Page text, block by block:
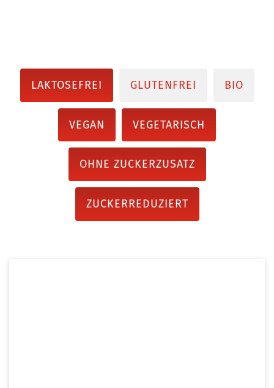
LAKTOSEFREI GLUTENFREI BIO
VEGAN VEGETARISCH
OHNE ZUCKERZUSATZ
ZUCKERREDUZIERT